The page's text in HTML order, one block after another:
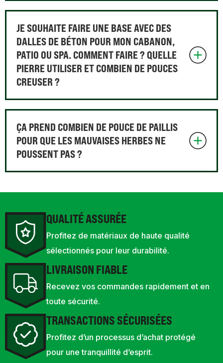
JE SOUHAITE FAIRE UNE BASE AVEC DES
DALLES DE BÉTON POUR MON CABANON,
PATIO OU SPA. COMMENT FAIRE ? QUELLE
PIERRE UTILISER ET COMBIEN DE POUCES
CREUSER ?
ÇA PREND COMBIEN DE POUCE DE PAILLIS
POUR QUE LES MAUVAISES HERBES NE
POUSSENT PAS ?
QUALITÉ ASSURÉE
Profitez de matériaux de haute qualité
sélectionnés pour leur durabilité.
LIVRAISON FIABLE
Recevez vos commandes rapidement et en
toute sécurité.
TRANSACTIONS SÉCURISÉES
Profitez d’un processus d’achat protégé
pour une tranquillité d’esprit.